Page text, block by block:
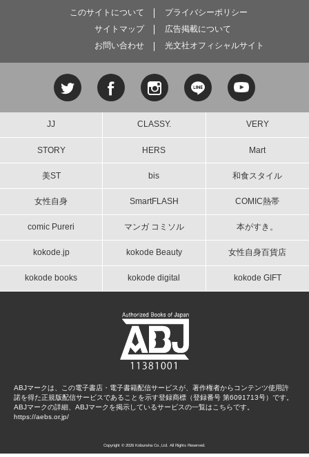
このサイトについて
プライバシーポリシー
サイトマップ
広告掲載について
お問い合わせ
光文社オフィシャルサイト
JJ CLASSY. VERY
STORY HERS Mart
美ST bis 和食スタイル
女性自身 SmartFLASH COMIC熱帯
comic Pureri マンガ コミソル 本がすき。
kokode.jp kokode Beauty 女性自身百貨店
kokode books kokode digital kokode GIFT
ABJマークは、この電子書店・電子書籍配信サービスが、著作権者からコンテンツ使用許
諾を得た正規版配信サービスであることを示す登録商標（登録番号 第6091713号）です。
ABJマークの詳細、ABJマークを掲示しているサービスの一覧はこちらです。
https://aebs.or.jp/
Copyright © 2026 Kobunsha Co.,Ltd. All Rights Reserved.